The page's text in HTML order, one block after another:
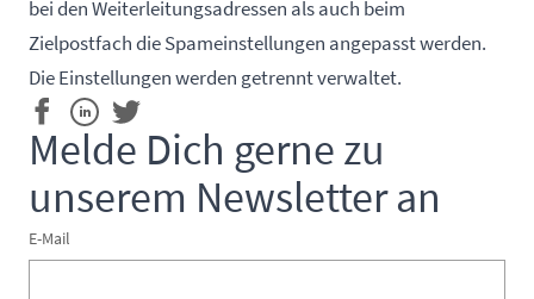
bei den Weiterleitungsadressen als auch beim
Zielpostfach die Spameinstellungen angepasst werden.
Die Einstellungen werden getrennt verwaltet.
Melde Dich gerne zu
unserem Newsletter an
E-Mail